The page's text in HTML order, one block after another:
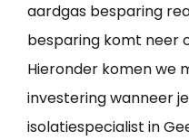
aardgas besparing
besparing komt neer
Hieronder komen we
investering wanneer
isolatiespecialist in